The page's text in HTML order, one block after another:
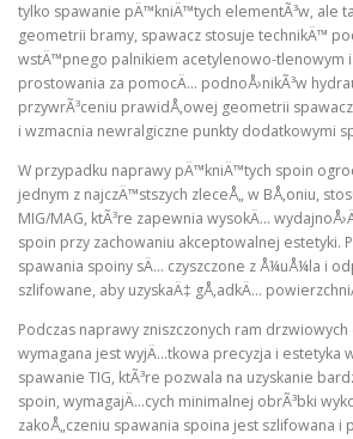
tylko spawanie pÄ™kniÄ™tych elementÃ³w, ale
geometrii bramy, spawacz stosuje technikÄ™
wstÄ™pnego palnikiem acetylenowo-tlenowym
prostowania za pomocÄ… podnoÅ›nikÃ³w
przywrÃ³ceniu prawidÅ‚owej geometrii
i wzmacnia newralgiczne punkty dodatkowymi
W przypadku naprawy pÄ™kniÄ™tych spoin
jednym z najczÄ™stszych zleceÅ„ w BÅ‚oniu,
MIG/MAG, ktÃ³re zapewnia wysokÄ…
spoin przy zachowaniu akceptowalnej estetyki.
spawania spoiny sÄ… czyszczone z Å¼uÅ¼la i
szlifowane, aby uzyskaÄ‡ gÅ‚adkÄ…
Podczas naprawy zniszczonych ram
wymagana jest wyjÄ…tkowa precyzja i estetyka
spawanie TIG, ktÃ³re pozwala na uzyskanie
spoin, wymagajÄ…cych minimalnej obrÃ³bki
zakoÅ„czeniu spawania spoina jest szlifowana i